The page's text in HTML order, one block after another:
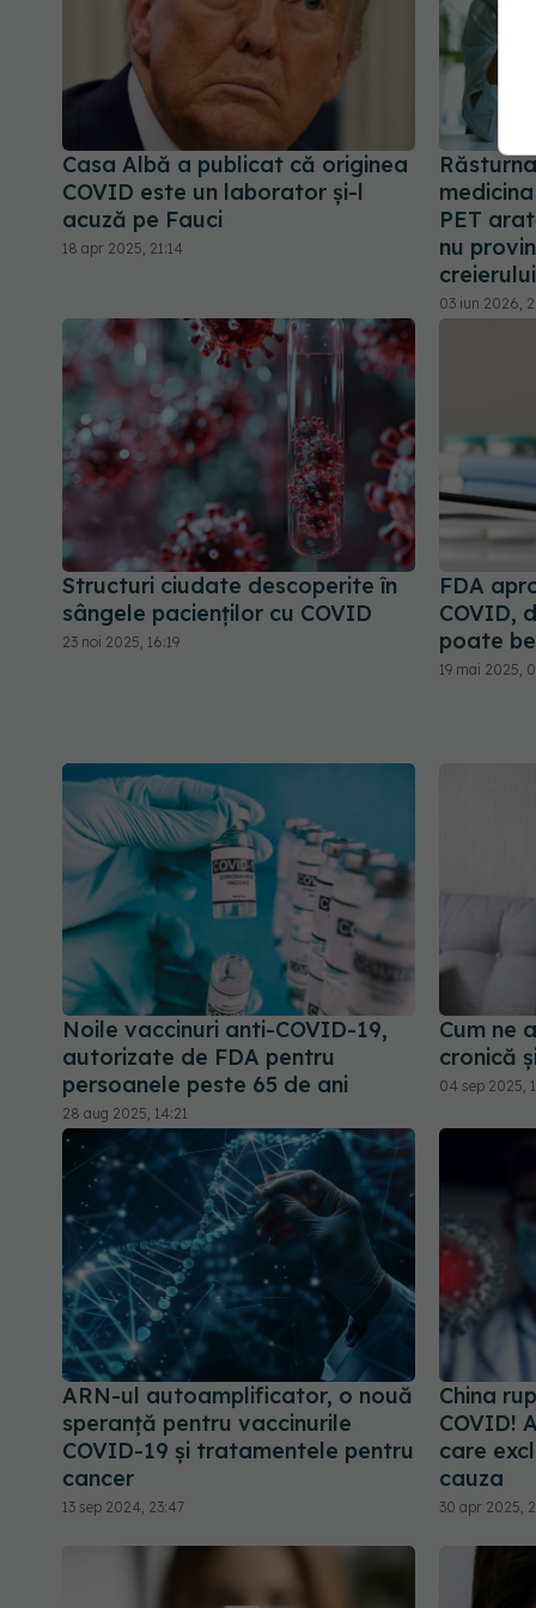
Casa Albă a publicat că originea
COVID este un laborator și-l
acuză pe Fauci
18 apr 2025, 21:14
PET
nu
creierului
03 iun 2026,
Structuri ciudate descoperite în
sângele pacienților cu COVID
23 noi 2025, 16:19
FDA
COVID,
poate
19 mai 2025,
Noile vaccinuri anti-COVID-19,
autorizate de FDA pentru
persoanele peste 65 de ani
28 aug 2025, 14:21
Cum ne
cronică
04 sep 2025,
ARN-ul autoamplificator, o nouă
speranță pentru vaccinurile
COVID-19 și tratamentele pentru
cancer
13 sep 2024, 23:47
China
COVID!
care
cauza
30 apr 2025,